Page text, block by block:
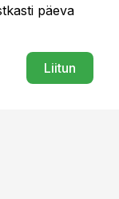
päeva
Liitun